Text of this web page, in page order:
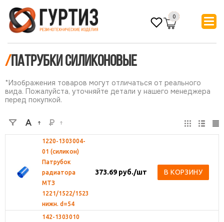
0
/ПАТРУБКИ силиконовые
*Изображения товаров могут отличаться от реального
вида. Пожалуйста, уточняйте детали у нашего менеджера
перед покупкой.
1220-1303004-
01 (силикон)
Патрубок
радиатора
МТЗ
1221/1522/1523
нижн. d=54
373.69 руб./шт В КОРЗИНУ
142-1303010